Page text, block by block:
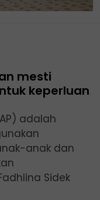
mesti
keperluan
adalah
anak dan
Sidek